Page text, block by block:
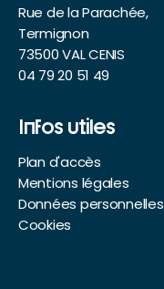
Rue de la Parachée,
Termignon
73500 VAL CENIS
04 79 20 51 49
Infos utiles
Plan d'accès
Mentions légales
Données personnelles
Cookies